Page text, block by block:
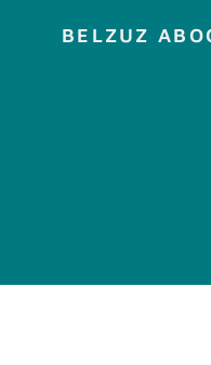
BELZUZ